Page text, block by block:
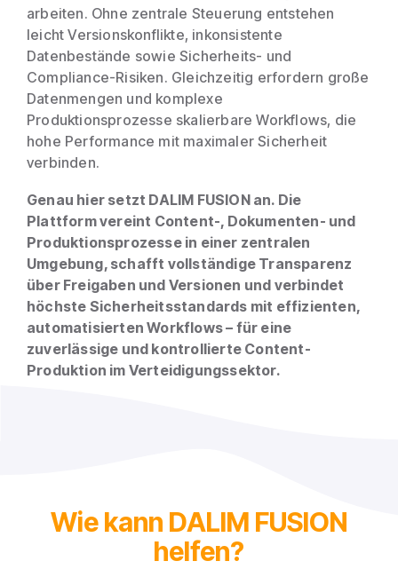
arbeiten. Ohne zentrale Steuerung entstehen
leicht Versionskonflikte, inkonsistente
Datenbestände sowie Sicherheits- und
Compliance-Risiken. Gleichzeitig erfordern große
Datenmengen und komplexe
Produktionsprozesse skalierbare Workflows, die
hohe Performance mit maximaler Sicherheit
verbinden.
Genau hier setzt DALIM FUSION an. Die
Plattform vereint Content-, Dokumenten- und
Produktionsprozesse in einer zentralen
Umgebung, schafft vollständige Transparenz
über Freigaben und Versionen und verbindet
höchste Sicherheitsstandards mit effizienten,
automatisierten Workflows – für eine
zuverlässige und kontrollierte Content-
Produktion im Verteidigungssektor.
Wie kann DALIM FUSION
helfen?